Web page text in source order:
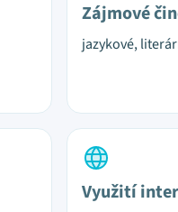
Zájmové
jazykové,
Využití